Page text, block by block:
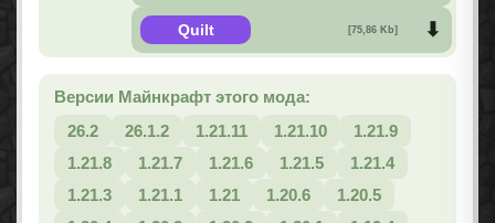
Quilt [75,86 Kb]
Версии Майнкрафт этого мода:
26.2
26.1.2 1.21.11 1.21.10
1.21.9
1.21.8
1.21.7 1.21.6 1.21.5
1.21.4
1.21.3
1.21.1 1.21 1.20.6
1.20.5